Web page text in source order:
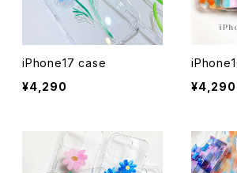
iPhone17 case
¥4,290
¥4,290